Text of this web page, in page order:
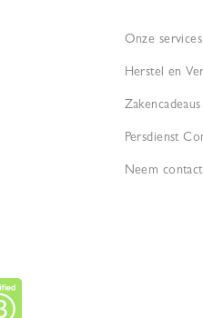
Onze services
Herstel en
Zakencadeaus
Persdienst
Neem